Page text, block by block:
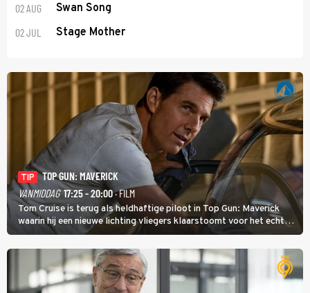
02 AUG Swan Song
02 JUL Stage Mother
TIP
TOP GUN: MAVERICK
VANMIDDAG 17:25 - 20:00· FILM
Tom Cruise is terug als heldhaftige piloot in Top Gun: Maverick
waarin hij een nieuwe lichting vliegers klaarstoomt voor het echte
werk.